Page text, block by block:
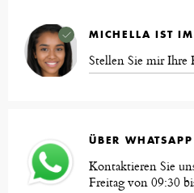
MICHELLA IST
Stellen Sie mir Ihre
ÜBER WHATSAPP
Kontaktieren Sie
Freitag von 09:30